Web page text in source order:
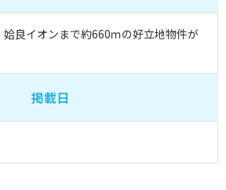
良イオンまで約660ｍの好立地物件が
掲載日